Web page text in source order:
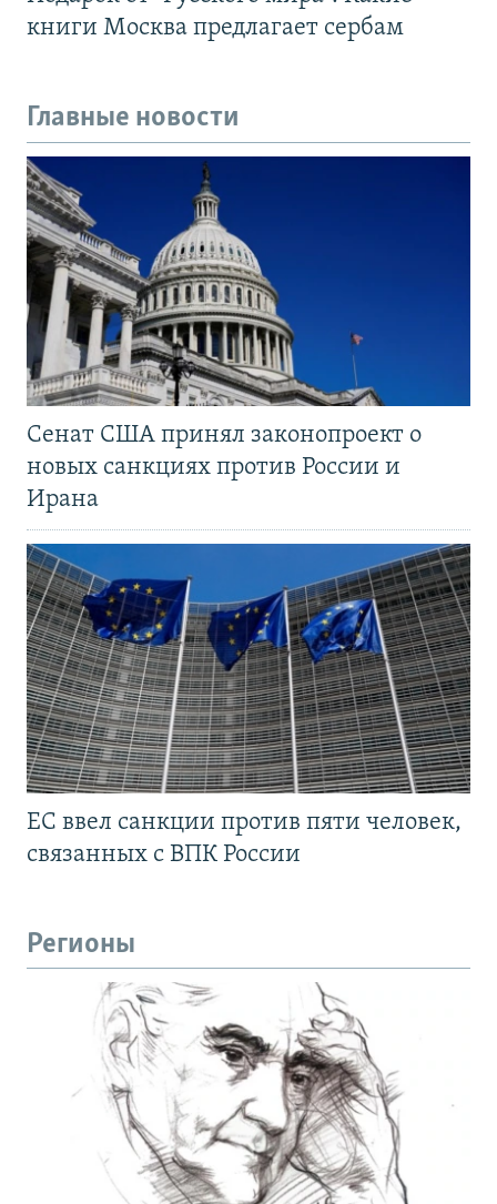
книги Москва предлагает сербам
Главные новости
Сенат США принял законопроект о
новых санкциях против России и
Ирана
ЕС ввел санкции против пяти человек,
связанных с ВПК России
Регионы